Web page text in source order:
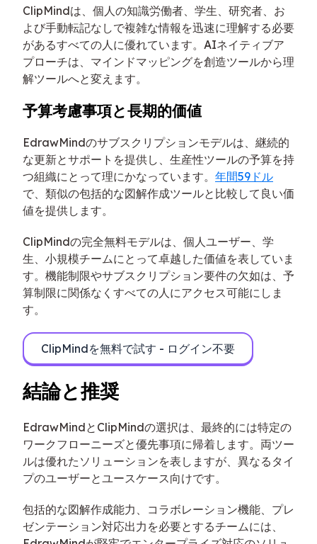
ClipMindは、個人の知識労働者、学生、研究者、お
よび手動転記なしで複雑な情報を迅速に理解する必要
があるすべての人に優れています。AIネイティブア
プローチは、マインドマッピングを創造ツールから理
解ツールへと変えます。
予算考慮事項と長期的価値
EdrawMindのサブスクリプションモデルは、継続的
な更新とサポートを提供し、生産性ツールの予算を持
つ組織にとって理にかなっています。 年間59ドル
で、類似の包括的な図解作成ツールと比較して良い価
値を提供します。
ClipMindの完全無料モデルは、個人ユーザー、学
生、小規模チームにとって卓越した価値を表していま
す。機能制限やサブスクリプション要件の欠如は、予
算制限に関係なくすべての人にアクセス可能にしま
す。
ClipMindを無料で試す - ログイン不要
結論と推奨
EdrawMindとClipMindの選択は、最終的には特定の
ワークフローニーズと優先事項に帰着します。両ツー
ルは優れたソリューションを表しますが、異なるタイ
プのユーザーとユースケース向けです。
包括的な図解作成能力、コラボレーション機能、プレ
ゼンテーション対応出力を必要とするチームには、